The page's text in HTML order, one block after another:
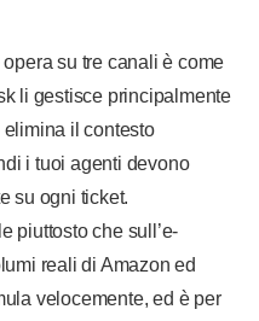
opera su tre canali è come
li gestisce principalmente
il contesto
i tuoi agenti devono
su ogni ticket.
piuttosto che sull’e-
reali di Amazon ed
velocemente, ed è per